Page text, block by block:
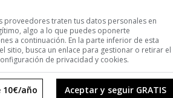
proveedores traten tus datos personales en
algo a lo que puedes oponerte
a continuación. En la parte inferior de esta
sitio, busca un enlace para gestionar o retirar el
de privacidad y cookies.
Aceptar y seguir GRATIS
10€/año